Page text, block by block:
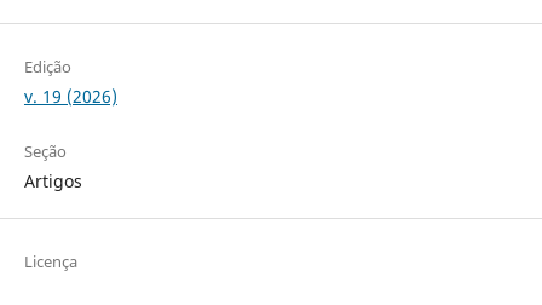
Edição
v. 19 (2026)
Seção
Artigos
Licença